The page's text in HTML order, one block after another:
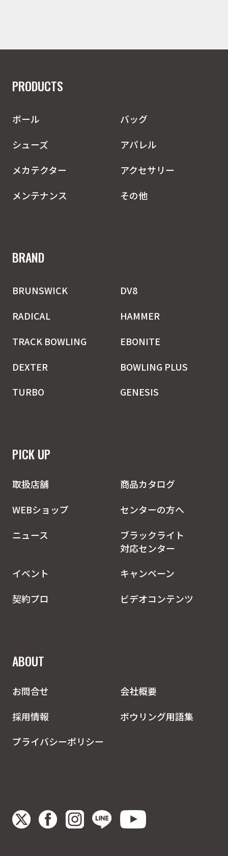
PRODUCTS
ボール
バッグ
シューズ
アパレル
メカテクター
アクセサリー
メンテナンス
その他
BRAND
BRUNSWICK
DV8
RADICAL
HAMMER
TRACK BOWLING
EBONITE
DEXTER
BOWLING PLUS
TURBO
GENESIS
PICK UP
取扱店舗
商品カタログ
WEBショップ
センターの方へ
ニュース
ブラックライト
対応センター
イベント
キャンペーン
契約プロ
ビデオコンテンツ
ABOUT
お問合せ
会社概要
採用情報
ボウリング用語集
プライバシーポリシー